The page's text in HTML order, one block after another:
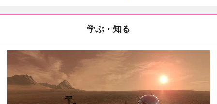
学ぶ・知る